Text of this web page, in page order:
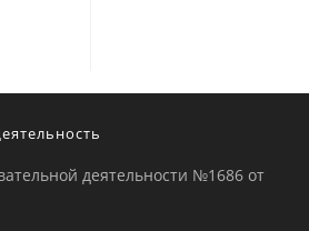
деятельности №1686 от